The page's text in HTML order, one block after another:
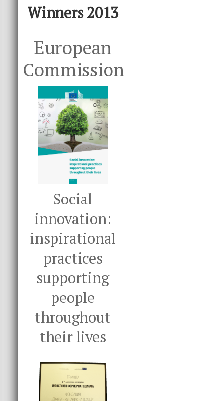
Winners 2013
European
Commission
Social
innovation:
inspirational
practices
supporting
people
throughout
their lives